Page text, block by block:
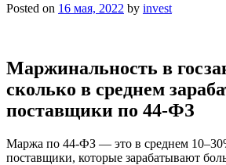
Posted on 16 мая, 2022 by invest
Маржинальность в
сколько в среднем
поставщики по 44-ФЗ
Маржа по 44-ФЗ — это в среднем
поставщики, которые зарабатывают